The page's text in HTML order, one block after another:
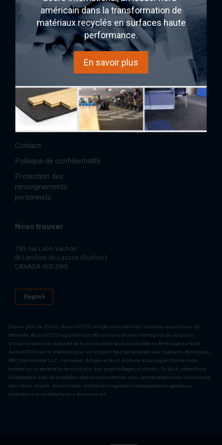
SONO/MAX25
Ecore
AcoustiTECH
Services et solutions
À propos
Partenaires
Réalisations/Études de cas
Références
Contact
Politique de confidentialité
Protection des
renseignements
personnels
Acheter
Expérience sonore
AcoustiINDEX
AcoustiCONDO
Où acheter
Boutique
Nous trouver
150, rue Léon-Vachon
St-Lambert-de-Lauzon (Québec)
CANADA G0S 2W0
English
Depuis plus de 20 ans, AcoustiTECH se spécialise dans les solutions acoustiques de
bâtiment. AcoustiTECH agrandit son offre et vise à devenir l’entreprise de solutions
d’insonorisation du domaine de la construction la plus complète en Amérique du Nord.
AcoustiTECH est la référence pour vos projets! Nos partenariats avec Soprema, Rothoblaas,
PAC International LLC., Fermacell, Artopex et leurs produits acoustiques font de notre
entreprise un partenaire de choix pour tout projet à étages multiples. De plus, notre étroite
collaboration avec de multiples intervenants externes nous permet d’optimiser l’acoustique
dans leurs projets : acousticiens, architectes, ingénieurs, entrepreneurs généraux,
promoteurs et manufacturiers de couvre-sol.
américain dans la transformation de
matériaux recyclés en surfaces haute
performance.
En savoir plus